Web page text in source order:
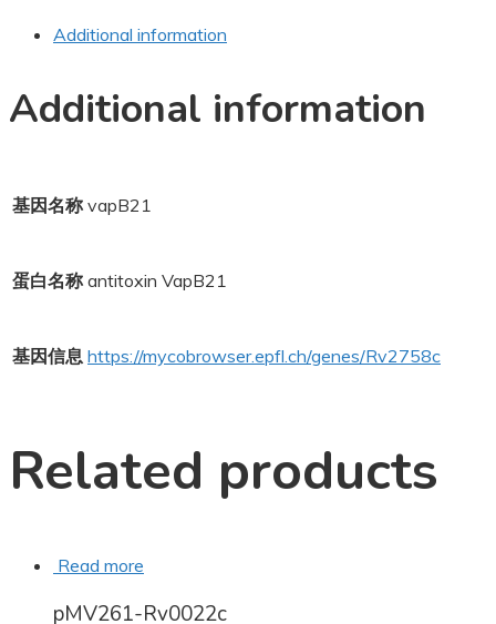
Additional information
Additional information
基因名称 vapB21
蛋白名称 antitoxin VapB21
基因信息 https://mycobrowser.epfl.ch/genes/Rv2758c
Related products
Read more
pMV261-Rv0022c